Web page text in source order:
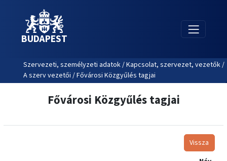
BUDAPEST
Szervezeti, személyzeti adatok / Kapcsolat, szervezet, vezetők /
A szerv vezetői / Fővárosi Közgyűlés tagjai
Fővárosi Közgyűlés tagjai
Vissza